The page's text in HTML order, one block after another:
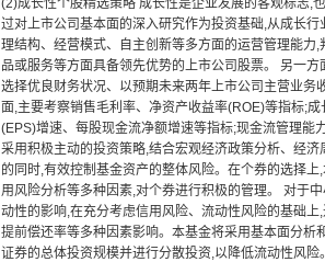
(2)成长性个股精选策略 成长性是企业发展的客观标志,
过对上市公司基本面的深入研究作为投资基础,从成长
理结构、经营模式、自主创新等多方面的运营管理能
品或服务等方面具备领先优势的上市公司股票。 另一
选择优良财务状况、以预期未来两年上市公司主营业
面,主要考察销售毛利率、净资产收益率(ROE)等指标;
(EPS)增速、每股现金流净额增速等指标;现金流管理能
采用积极主动的投资策略,结合宏观经济政策分析、经
的同时,有效控制基金资产的整体风险。在个券的选择
用风险分析等多种因素,对个券进行积极的管理。 对于
动性的影响,在充分考虑信用风险、流动性风险的基础
提前偿还率等多种因素影响。本基金将采用基本面分
证券的总体投资规模并进行分散投资,以降低流动性风